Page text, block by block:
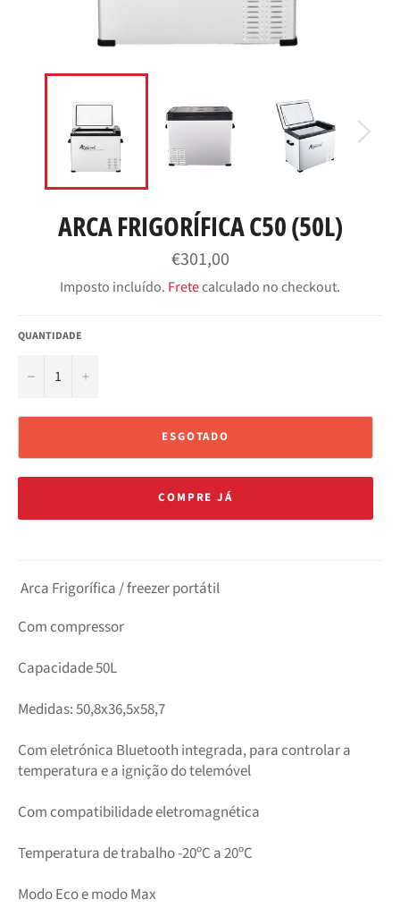
ARCA FRIGORÍFICA C50 (50L)
Preço
normal
€301,00
Imposto incluído. Fretecalculado no checkout.
QUANTIDADE
− +
ESGOTADO
COMPRE JÁ
Arca Frigorífica / freezer portátil
Com compressor
Capacidade 50L
Medidas:50,8x36,5x58,7
Com eletrónica Bluetooth integrada, para controlar a
temperatura e a ignição do telemóvel
Com compatibilidade eletromagnética
Temperatura de trabalho -20ºC a 20ºC
Modo Eco e modo Max